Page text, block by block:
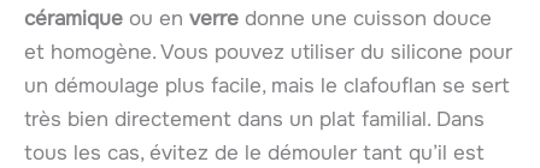
céramique ou en verre donne une cuisson douce
et homogène. Vous pouvez utiliser du silicone pour
un démoulage plus facile, mais le clafouflan se sert
très bien directement dans un plat familial. Dans
tous les cas, évitez de le démouler tant qu’il est